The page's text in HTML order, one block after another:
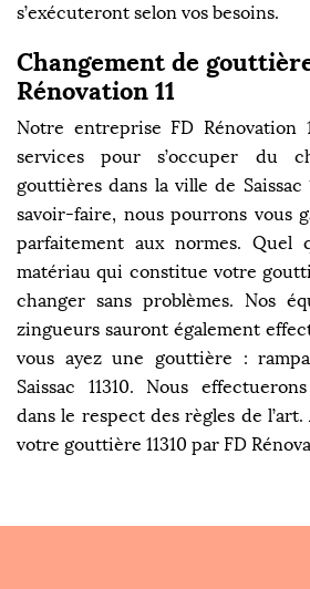
s’exécuteront selon vos besoins.
Changement de
Rénovation 11
Notre entreprise FD Rénovation
services pour s’occuper du
gouttières dans la ville de Saissac
savoir-faire, nous pourrons vous
parfaitement aux normes.
matériau qui constitue votre
changer sans problèmes. Nos
zingueurs sauront également
vous ayez une gouttière :
Saissac 11310. Nous
dans le respect des règles de
votre gouttière 11310 par FD